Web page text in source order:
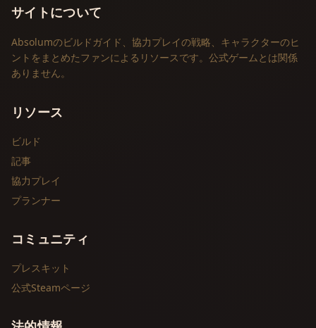
サイトについて
Absolumのビルドガイド、協力プレイの戦略、キャラクターのヒ
ントをまとめたファンによるリソースです。公式ゲームとは関係
ありません。
リソース
ビルド
記事
協力プレイ
プランナー
コミュニティ
プレスキット
公式Steamページ